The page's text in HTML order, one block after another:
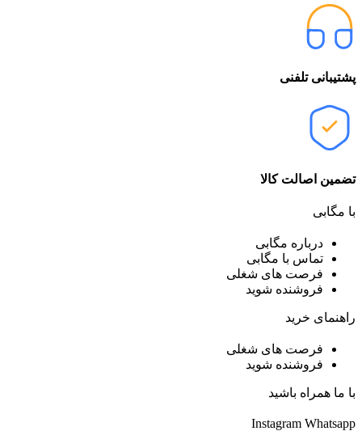
پشتیبانی تلفنی
تضمین اصالت کالا
با مگابی
درباره مگابی
تماس با مگابی
فرصت های شغلی
فروشنده شوید
راهنمای خرید
فرصت های شغلی
فروشنده شوید
با ما همراه باشید
Instagram Whatsapp